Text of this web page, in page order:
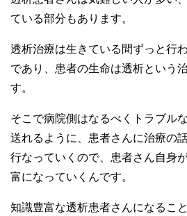
ている部分もあります。
透析治療は生きている間ずっと行
であり、患者の生命は透析という
す。
そこで病院側はなるべくトラブル
送れるように、患者さんに治療の
行なっていくので、患者さん自身
富になっていくんです。
知識豊富な透析患者さんになるこ